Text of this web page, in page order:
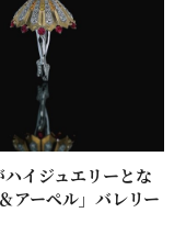
イジュエリーとな
アーペル」バレリー